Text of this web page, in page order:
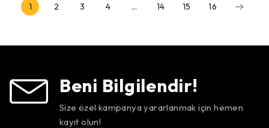
1 2 3 4 … 14 15 16
Beni Bilgilendir!
Size özel kampanya yararlanmak için hemen
kayıt olun!